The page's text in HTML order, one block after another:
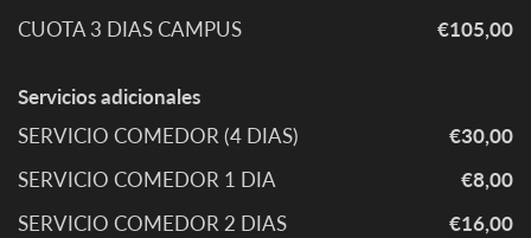
CUOTA 3 DIAS CAMPUS
€105,00
Servicios adicionales
SERVICIO COMEDOR (4 DIAS)
€30,00
SERVICIO COMEDOR 1 DIA
€8,00
SERVICIO COMEDOR 2 DIAS
€16,00